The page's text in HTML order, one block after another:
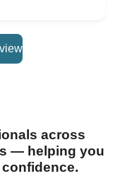
across
— helping you